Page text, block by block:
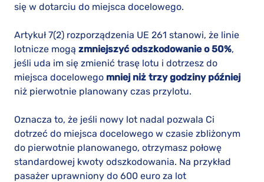
się w dotarciu do miejsca docelowego.
Artykuł 7(2) rozporządzenia UE 261 stanowi, że linie
lotnicze mogą zmniejszyć odszkodowanie o 50%,
jeśli uda im się zmienić trasę lotu i dotrzesz do
miejsca docelowego mniej niż trzy godziny później
niż pierwotnie planowany czas przylotu.
Oznacza to, że jeśli nowy lot nadal pozwala Ci
dotrzeć do miejsca docelowego w czasie zbliżonym
do pierwotnie planowanego, otrzymasz połowę
standardowej kwoty odszkodowania. Na przykład
pasażer uprawniony do 600 euro za lot